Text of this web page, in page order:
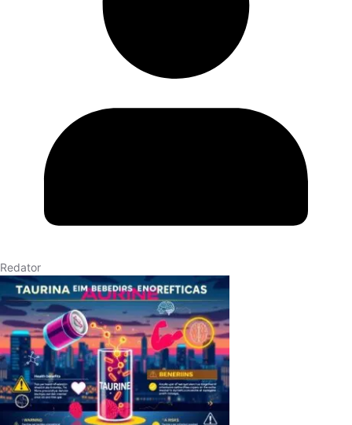
Redator